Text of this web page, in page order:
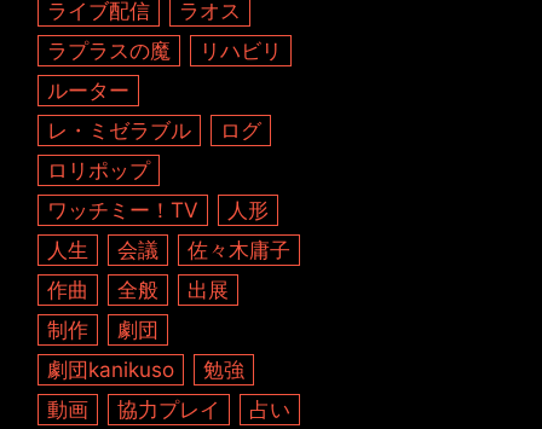
ライブ配信
ラオス
ラプラスの魔
リハビリ
ルーター
レ・ミゼラブル
ログ
ロリポップ
ワッチミー！TV
人形
人生
会議
佐々木庸子
作曲
全般
出展
制作
劇団
劇団kanikuso
勉強
動画
協力プレイ 占い